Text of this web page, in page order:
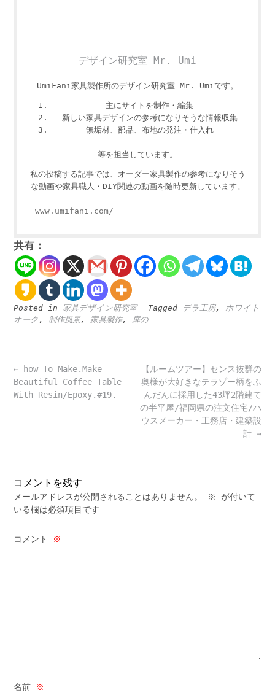
デザイン研究室 Mr. Umi
UmiFani家具製作所のデザイン研究室 Mr. Umiです。
主にサイトを制作・編集
新しい家具デザインの参考になりそうな情報収集
無垢材、部品、布地の発注・仕入れ
等を担当しています。
私の投稿する記事では、オーダー家具製作の参考になりそう
な動画や家具職人・DIY関連の動画を随時更新しています。
www.umifani.com/
共有：
Posted in 家具デザイン研究室 Tagged デラ工房, ホワイト
オーク , 制作風景, 家具製作, 扉の
Post
navigation
【ルームツアー】センス抜群の
奥様が大好きなテラゾー柄をふ
んだんに採用した43坪2階建て
の半平屋/福岡県の注文住宅/ハ
ウスメーカー・工務店・建築設
計 →
← how To Make.Make
Beautiful Coffee Table
With Resin/Epoxy.#19.
コメントを残す
メールアドレスが公開されることはありません。 ※
が付いて
いる欄は必須項目です
コメント ※
名前 ※